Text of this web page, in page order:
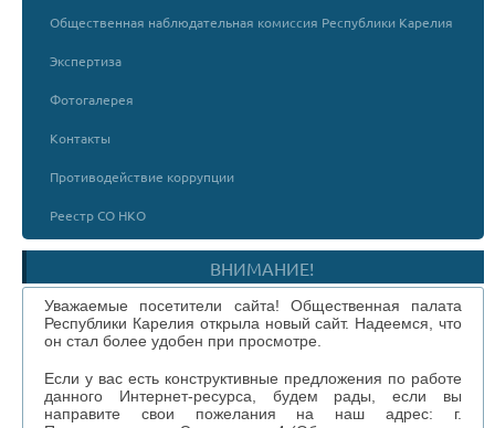
Общественная наблюдательная комиссия Республики Карелия
Экспертиза
Фотогалерея
Контакты
Противодействие коррупции
Реестр СО НКО
ВНИМАНИЕ!
Уважаемые посетители сайта! Общественная палата
Республики Карелия открыла новый сайт. Надеемся, что
он стал более удобен при просмотре.
Если у вас есть конструктивные предложения по работе
данного Интернет-ресурса, будем рады, если вы
направите свои пожелания на наш адрес: г.